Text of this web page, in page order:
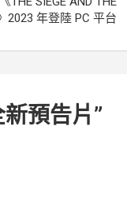
2023 年登陸 PC 平台
預告片”